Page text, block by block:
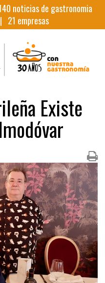
noticias de gastronomia
21 empresas
Existe